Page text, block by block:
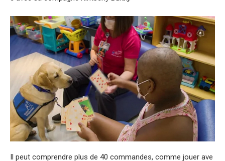
Il peut comprendre plus de 40 commandes, comme jouer ave